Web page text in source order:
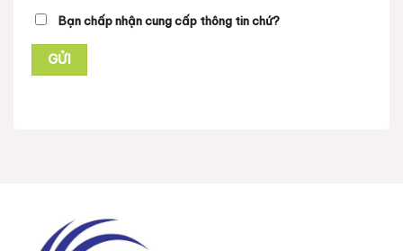
Bạn chấp nhận cung cấp thông tin chứ?